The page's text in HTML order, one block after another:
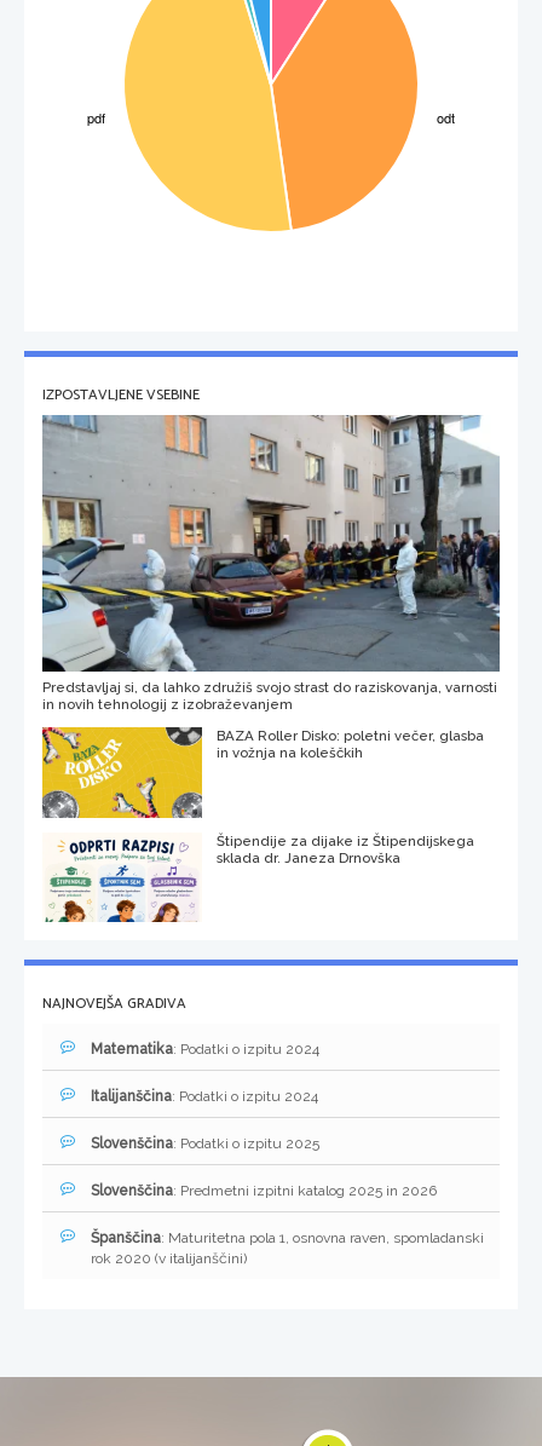
IZPOSTAVLJENE VSEBINE
Predstavljaj si, da lahko združiš svojo strast do raziskovanja, varnosti
in novih tehnologij z izobraževanjem
BAZA Roller Disko: poletni večer, glasba
in vožnja na koleščkih
Štipendije za dijake iz Štipendijskega
sklada dr. Janeza Drnovška
NAJNOVEJŠA GRADIVA
Matematika: Podatki o izpitu 2024
Italijanščina: Podatki o izpitu 2024
Slovenščina: Podatki o izpitu 2025
Slovenščina: Predmetni izpitni katalog 2025 in 2026
Španščina: Maturitetna pola 1, osnovna raven, spomladanski
rok 2020 (v italijanščini)